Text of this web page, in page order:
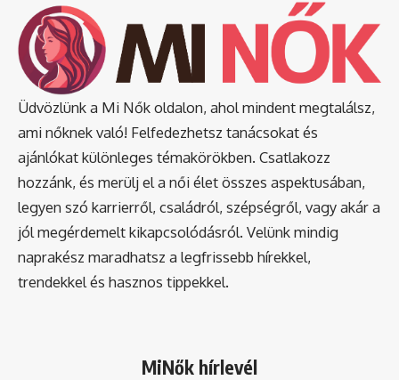
Üdvözlünk a Mi Nők oldalon, ahol mindent megtalálsz,
ami nőknek való! Felfedezhetsz tanácsokat és
ajánlókat különleges témakörökben. Csatlakozz
hozzánk, és merülj el a női élet összes aspektusában,
legyen szó karrierről, családról, szépségről, vagy akár a
jól megérdemelt kikapcsolódásról. Velünk mindig
naprakész maradhatsz a legfrissebb hírekkel,
trendekkel és hasznos tippekkel.
MiNők hírlevél